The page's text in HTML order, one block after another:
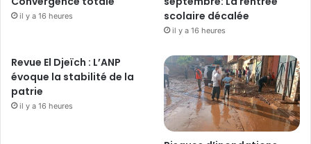
il y a 16 heures
scolaire décalée
il y a 16 heures
Revue El Djeïch : L’ANP
évoque la stabilité de la
patrie
il y a 16 heures